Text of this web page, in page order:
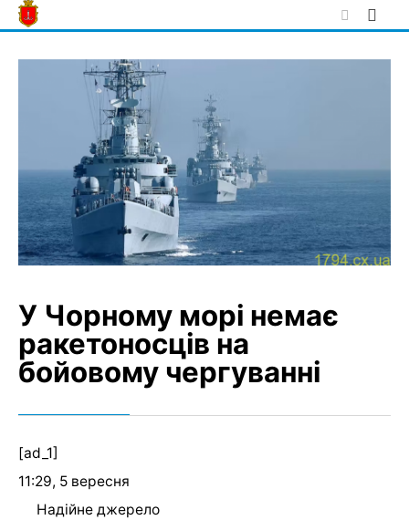
Skip
to
У Чорному морі немає
ракетоносців на
бойовому чергуванні
[ad_1]
11:29, 5 вересня
Надійне джерело